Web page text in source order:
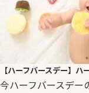
【ハーフバースデー】
今ハーフバースデー